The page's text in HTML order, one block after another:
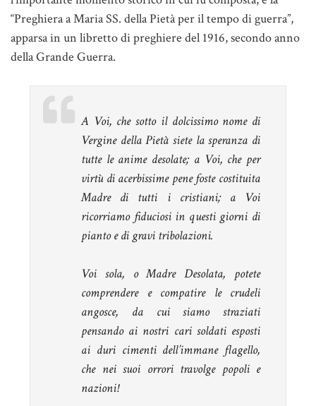
“Preghiera a Maria SS. della Pietà per il tempo di guerra”,
apparsa in un libretto di preghiere del 1916, secondo anno
della Grande Guerra.
A Voi, che sotto il dolcissimo nome di
Vergine della Pietà siete la speranza di
tutte le anime desolate; a Voi, che per
virtù di acerbissime pene foste costituita
Madre di tutti i cristiani; a Voi
ricorriamo fiduciosi in questi giorni di
pianto e di gravi tribolazioni.
Voi sola, o Madre Desolata, potete
comprendere e compatire le crudeli
angosce, da cui siamo straziati
pensando ai nostri cari soldati esposti
ai duri cimenti dell’immane flagello,
che nei suoi orrori travolge popoli e
nazioni!